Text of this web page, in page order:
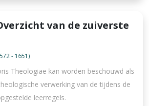
van de zuiverste
- 1651)
Theologiae kan worden beschouwd als
verwerking van de tijdens de
leerregels.